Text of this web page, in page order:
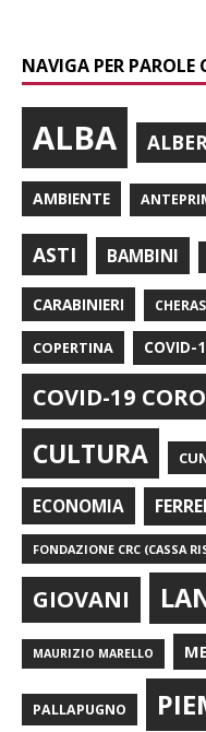
NAVIGA PER PAROLE
ALBA
AMBIENTE
ASTI BAMBINI
CARABINIERI
COPERTINA COVID-
COVID-19
CULTURA
ECONOMIA
FONDAZIONE CRC (CASSA
GIOVANI
MAURIZIO MARELLO
PALLAPUGNO